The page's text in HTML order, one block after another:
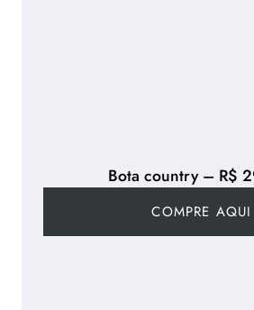
Bota country – R$
COMPRE AQUI